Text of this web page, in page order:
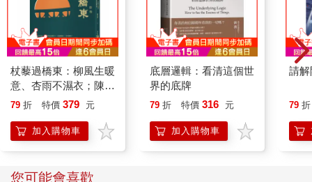
杖藜過橋東：柳風生暖
意、杏雨不濕衣；陳亮
恭談以心轉境的適齡漫
79 折 特價 379 元
加入購物車
底層邏輯：看清這個世
界的底牌
79 折 特價 316 元
加入購物車
請解
79 折
您可能會喜歡